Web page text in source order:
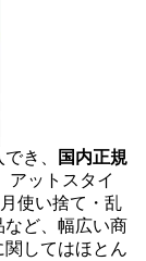
き、
国内正規
アットスタイ
使い捨て・乱
ど、幅広い商
してはほとん